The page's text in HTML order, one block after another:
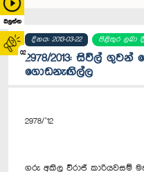
බලන්න
02
දිනය: 2013-03-22 පිළිතුර ලබා
2978/2013: සිවිල් ‍ගුවන්
ගොඩනැඟිල්ල
2978/’12
ගරු අකිල විරාජ් කාරියවසම්